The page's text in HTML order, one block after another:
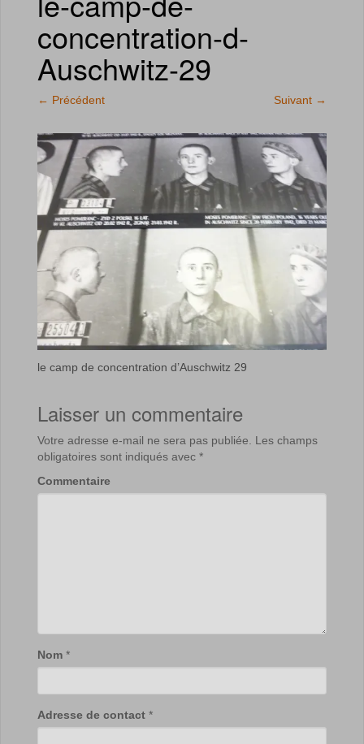
concentration-d-
Auschwitz-29
← Précédent Suivant →
le camp de concentration d’Auschwitz 29
Laisser un commentaire
Votre adresse e-mail ne sera pas publiée. Les champs
obligatoires sont indiqués avec *
Commentaire
Nom *
Adresse de contact *